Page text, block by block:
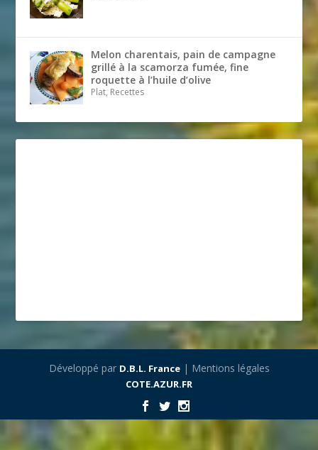
Melon charentais, pain de campagne
grillé à la scamorza fumée, fine
roquette à l’huile d’olive
Plat, Recettes
Développé par D.B.L. France| Mentions légales
COTE.AZUR.FR